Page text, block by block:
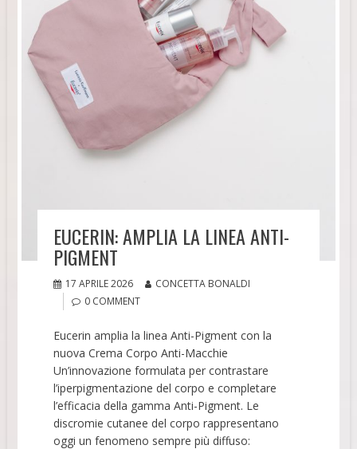
EUCERIN: AMPLIA LA LINEA ANTI-
PIGMENT
17 APRILE 2026
CONCETTA BONALDI
0 COMMENT
Eucerin amplia la linea Anti-Pigment con la
nuova Crema Corpo Anti-Macchie
Un’innovazione formulata per contrastare
l’iperpigmentazione del corpo e completare
l’efficacia della gamma Anti-Pigment. Le
discromie cutanee del corpo rappresentano
oggi un fenomeno sempre più diffuso: